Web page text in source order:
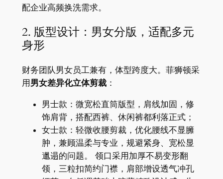
配企业高频换洗需求。
2. 版型设计：男女分版，适配多元
身形
财务团队男女员工兼有，体型跨度大。菲狮顿采
用男女差异化立体剪裁：
男士款：微宽松直筒版型，肩线加固，修
饰肩背，搭配西裤、休闲裤都利落正式；
女士款：轻微收腰剪裁，优化腰线不显臃
肿，兼顾温柔与专业，规避紧身、宽松显
邋遢的问题。 领口采用加厚不易变形翻
领，三粒扣简约门襟，肩部增设透气冲孔